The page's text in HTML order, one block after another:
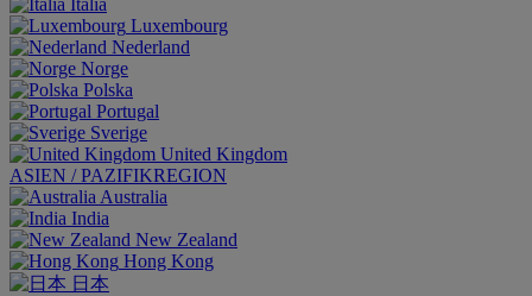
Italia
Luxembourg
Nederland
Norge
Polska
Portugal
Sverige
United Kingdom
ASIEN / PAZIFIKREGION
Australia
India
New Zealand
Hong Kong
日本